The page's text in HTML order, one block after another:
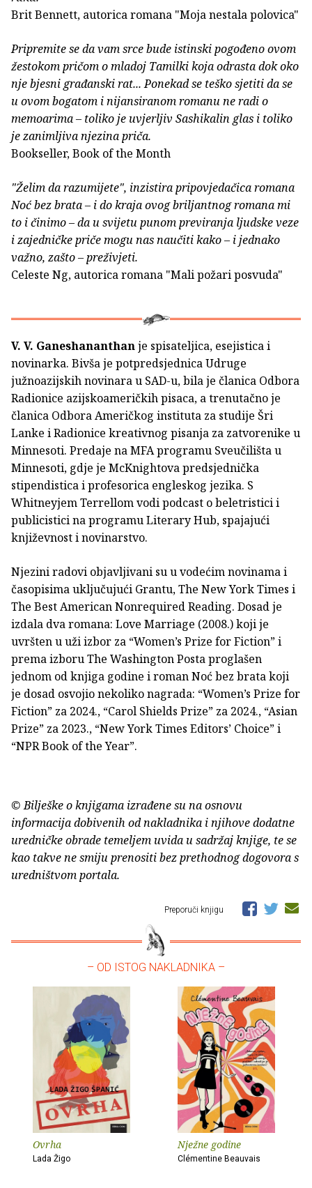
Brit Bennett, autorica romana "Moja nestala polovica"
Pripremite se da vam srce bude istinski pogođeno ovom
žestokom pričom o mladoj Tamilki koja odrasta dok oko
nje bjesni građanski rat... Ponekad se teško sjetiti da se
u ovom bogatom i nijansiranom romanu ne radi o
memoarima – toliko je uvjerljiv Sashikalin glas i toliko
je zanimljiva njezina priča.
Bookseller, Book of the Month
"Želim da razumijete", inzistira pripovjedačica romana
Noć bez brata – i do kraja ovog briljantnog romana mi
to i činimo – da u svijetu punom previranja ljudske veze
i zajedničke priče mogu nas naučiti kako – i jednako
važno, zašto – preživjeti.
Celeste Ng, autorica romana "Mali požari posvuda"
V. V. Ganeshananthanje spisateljica, esejistica i
novinarka. Bivša je potpredsjednica Udruge
južnoazijskih novinara u SAD-u, bila je članica Odbora
Radionice azijskoameričkih pisaca, a trenutačno je
članica Odbora Američkog instituta za studije Šri
Lanke i Radionice kreativnog pisanja za zatvorenike u
Minnesoti. Predaje na MFA programu Sveučilišta u
Minnesoti, gdje je McKnightova predsjednička
stipendistica i profesorica engleskog jezika. S
Whitneyjem Terrellom vodi podcast o beletristici i
publicistici na programu Literary Hub, spajajući
književnost i novinarstvo.
Njezini radovi objavljivani su u vodećim novinama i
časopisima uključujući Grantu, The New York Times i
The Best American Nonrequired Reading. Dosad je
izdala dva romana: Love Marriage (2008.) koji je
uvršten u uži izbor za “Women’s Prize for Fiction” i
prema izboru The Washington Posta proglašen
jednom od knjiga godine i roman Noć bez brata koji
je dosad osvojio nekoliko nagrada: “Women’s Prize for
Fiction” za 2024., “Carol Shields Prize” za 2024., “Asian
Prize” za 2023., “New York Times Editors’ Choice” i
“NPR Book of the Year”.
© Bilješke o knjigama izrađene su na osnovu
informacija dobivenih od nakladnika i njihove dodatne
uredničke obrade temeljem uvida u sadržaj knjige, te se
kao takve ne smiju prenositi bez prethodnog dogovora s
uredništvom portala.
Preporuči knjigu
– OD ISTOG NAKLADNIKA –
Ovrha
Lada Žigo
Nježne godine
Clémentine Beauvais